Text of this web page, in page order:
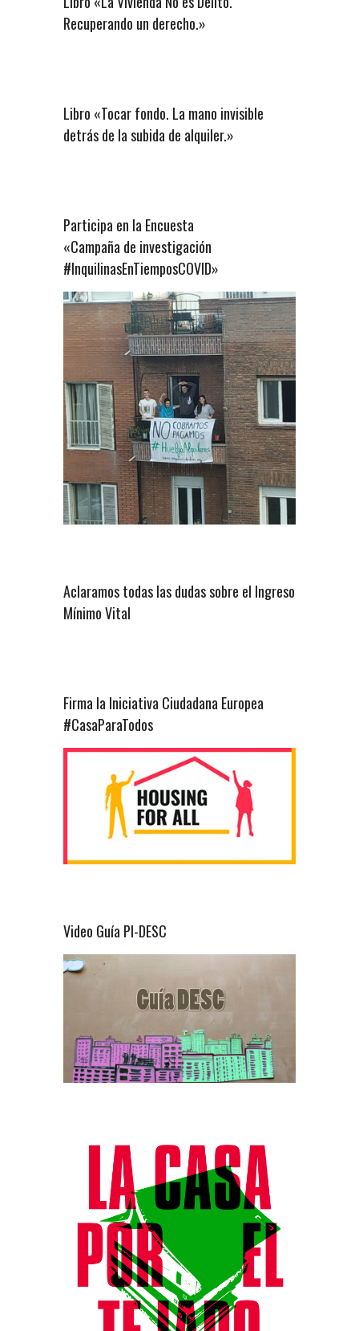
Recuperando un derecho.»
Libro «Tocar fondo. La mano invisible
detrás de la subida de alquiler.»
Participa en la Encuesta
«Campaña de investigación
#InquilinasEnTiemposCOVID»
Aclaramos todas las dudas sobre el Ingreso
Mínimo Vital
Firma la Iniciativa Ciudadana Europea
#CasaParaTodos
Video Guía PI-DESC